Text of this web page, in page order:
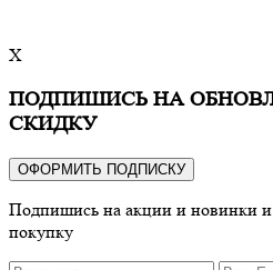
X
ПОДПИШИСЬ НА
СКИДКУ
ОФОРМИТЬ ПОДПИСКУ
Подпишись на акции и новинки
покупку